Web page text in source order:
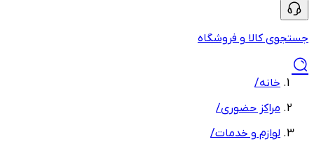
جستجوی کالا و فروشگاه
خانه/
مراکز حضوری/
لوازم و خدمات/